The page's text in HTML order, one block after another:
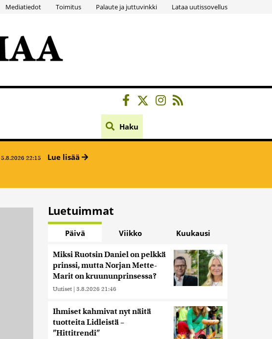
Mediatiedot Toimitus Palaute ja juttuvinkki Lataa uutissovellus
Haku
5.8.2026 22:15 Lue lisää
Luetuimmat
Päivä Viikko Kuukausi
Miksi Ruotsin Daniel on pelkkä
prinssi, mutta Norjan Mette-
Marit on kruununprinsessa?
Uutiset | 3.8.2026 21:46
Ihmiset kahmivat nyt näitä
tuotteita Lidleistä –
”Hittitrendi”